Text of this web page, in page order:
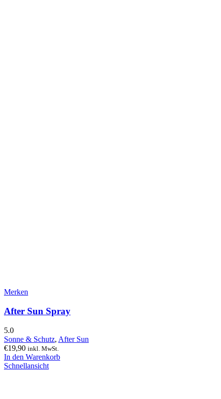
Merken
After Sun Spray
5.0
Sonne & Schutz, After Sun
€19,90 inkl. MwSt.
In den Warenkorb
Schnellansicht